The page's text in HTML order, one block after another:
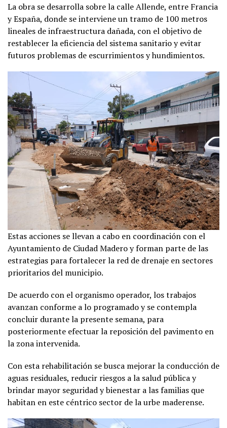
La obra se desarrolla sobre la calle Allende, entre Francia
y España, donde se interviene un tramo de 100 metros
lineales de infraestructura dañada, con el objetivo de
restablecer la eficiencia del sistema sanitario y evitar
futuros problemas de escurrimientos y hundimientos.
Estas acciones se llevan a cabo en coordinación con el
Ayuntamiento de Ciudad Madero y forman parte de las
estrategias para fortalecer la red de drenaje en sectores
prioritarios del municipio.
De acuerdo con el organismo operador, los trabajos
avanzan conforme a lo programado y se contempla
concluir durante la presente semana, para
posteriormente efectuar la reposición del pavimento en
la zona intervenida.
Con esta rehabilitación se busca mejorar la conducción de
aguas residuales, reducir riesgos a la salud pública y
brindar mayor seguridad y bienestar a las familias que
habitan en este céntrico sector de la urbe maderense.